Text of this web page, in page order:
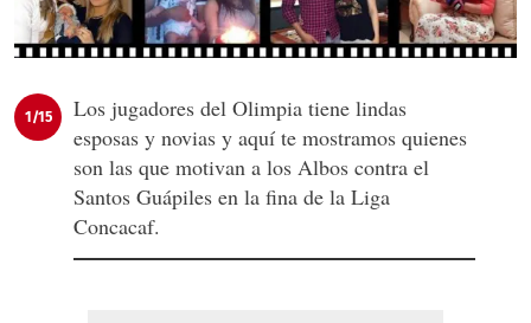
1/15
Los jugadores del Olimpia tiene lindas
esposas y novias y aquí te mostramos quienes
son las que motivan a los Albos contra el
Santos Guápiles en la fina de la Liga
Concacaf.